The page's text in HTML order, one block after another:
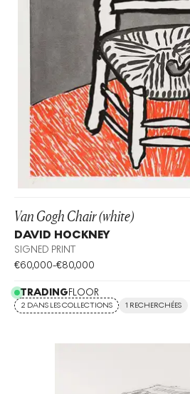
Van Gogh Chair (white)
DAVID HOCKNEY
SIGNED PRINT
€60,000-€80,000
TRADINGFLOOR
2 DANS LES COLLECTIONS 1 RECHERCHÉES